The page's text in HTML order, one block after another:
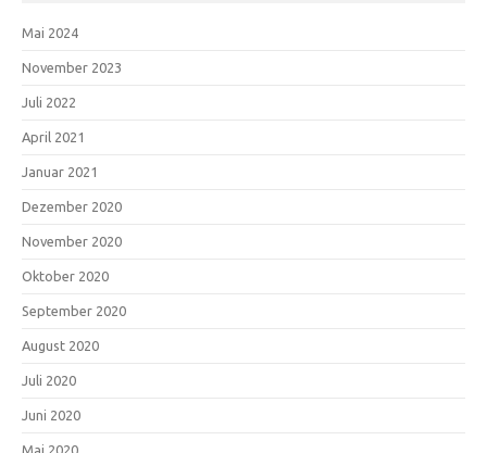
Mai 2024
November 2023
Juli 2022
April 2021
Januar 2021
Dezember 2020
November 2020
Oktober 2020
September 2020
August 2020
Juli 2020
Juni 2020
Mai 2020